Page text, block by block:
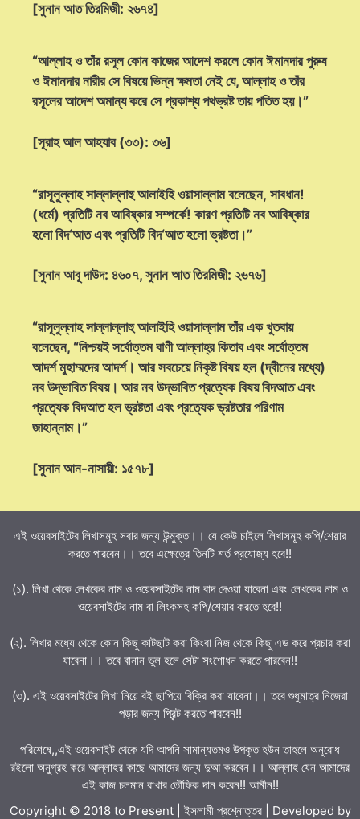
[সুনান আত তিরমিজী: ২৬৭৪]
“আল্লাহ ও তাঁর রসূল কোন কাজের আদেশ করলে কোন ঈমানদার পুরুষ
ও ঈমানদার নারীর সে বিষয়ে ভিন্ন ক্ষমতা নেই যে, আল্লাহ ও তাঁর
রসূলের আদেশ অমান্য করে সে প্রকাশ্য পথভ্রষ্ট তায় পতিত হয়।”
[সূরাহ আল আহযাব (৩৩): ৩৬]
“রাসূলুল্লাহ সাল্লাল্লাহু আলাইহি ওয়াসাল্লাম বলেছেন, সাবধান!
(ধর্মে) প্রতিটি নব আবিষ্কার সম্পর্কে! কারণ প্রতিটি নব আবিষ্কার
হলো বিদ‘আত এবং প্রতিটি বিদ‘আত হলো ভ্রষ্টতা।”
[সুনান আবূ দাউদ: ৪৬০৭, সুনান আত তিরমিজী: ২৬৭৬]
“রাসূলুল্লাহ সাল্লাল্লাহু আলাইহি ওয়াসাল্লাম তাঁর এক খুতবায়
বলেছেন, “নিশ্চয়ই সর্বোত্তম বাণী আল্লাহ্‌র কিতাব এবং সর্বোত্তম
আদর্শ মুহাম্মদের আদর্শ। আর সবচেয়ে নিকৃষ্ট বিষয় হল (দ্বীনের মধ্যে)
নব উদ্ভাবিত বিষয়। আর নব উদ্ভাবিত প্রত্যেক বিষয় বিদআত এবং
প্রত্যেক বিদআত হল ভ্রষ্টতা এবং প্রত্যেক ভ্রষ্টতার পরিণাম
জাহান্নাম।”
[সুনান আন-নাসায়ী: ১৫৭৮]
এই ওয়েবসাইটের লিখাসমূহ সবার জন্য উন্মুক্ত।। যে কেউ চাইলে লিখাসমূহ কপি/শেয়ার
করতে পারবেন।। তবে এক্ষেত্রে তিনটি শর্ত প্রযোজ্য হবে!!
(১). লিখা থেকে লেখকের নাম ও ওয়েবসাইটের নাম বাদ দেওয়া যাবেনা এবং লেখকের নাম ও
ওয়েবসাইটের নাম বা লিংকসহ কপি/শেয়ার করতে হবে!!
(২). লিখার মধ্যে থেকে কোন কিছু কাটছাট করা কিংবা নিজ থেকে কিছু এড করে প্রচার করা
যাবেনা।। তবে বানান ভুল হলে সেটা সংশোধন করতে পারবেন!!
(৩). এই ওয়েবসাইটের লিখা নিয়ে বই ছাপিয়ে বিক্রি করা যাবেনা।। তবে শুধুমাত্র নিজেরা
পড়ার জন্য প্রিন্ট করতে পারবেন!!
পরিশেষে,,এই ওয়েবসাইট থেকে যদি আপনি সামান্যতমও উপকৃত হউন তাহলে অনুরোধ
রইলো অনুগ্রহ করে আল্লাহর কাছে আমাদের জন্য দুআ করবেন।। আল্লাহ যেন আমাদের
এই কাজ চলমান রাখার তৌফিক দান করেন!! আমীন!!
Copyright © 2018 to Present | ইসলামী প্রশ্নোত্তর | Developed by